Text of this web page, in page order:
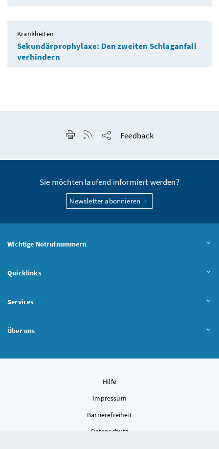
Krankheiten
Sekundärprophylaxe: Den zweiten Schlaganfall
verhindern
Seite drucken
RSS-Feed anzeigen
Feedback
Sie möchten laufend informiert werden?
Newsletter abonnieren
Wichtige Notrufnummern
Quicklinks
Services
Über uns
Hilfe
Impressum
Barrierefreiheit
Datenschutz